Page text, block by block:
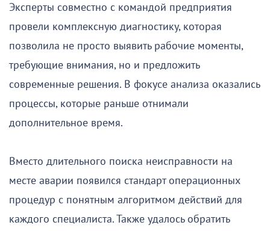
Эксперты совместно с командой предприятия
провели комплексную диагностику, которая
позволила не просто выявить рабочие моменты,
требующие внимания, но и предложить
современные решения. В фокусе анализа оказались
процессы, которые раньше отнимали
дополнительное время.
Вместо длительного поиска неисправности на
месте аварии появился стандарт операционных
процедур с понятным алгоритмом действий для
каждого специалиста. Также удалось обратить